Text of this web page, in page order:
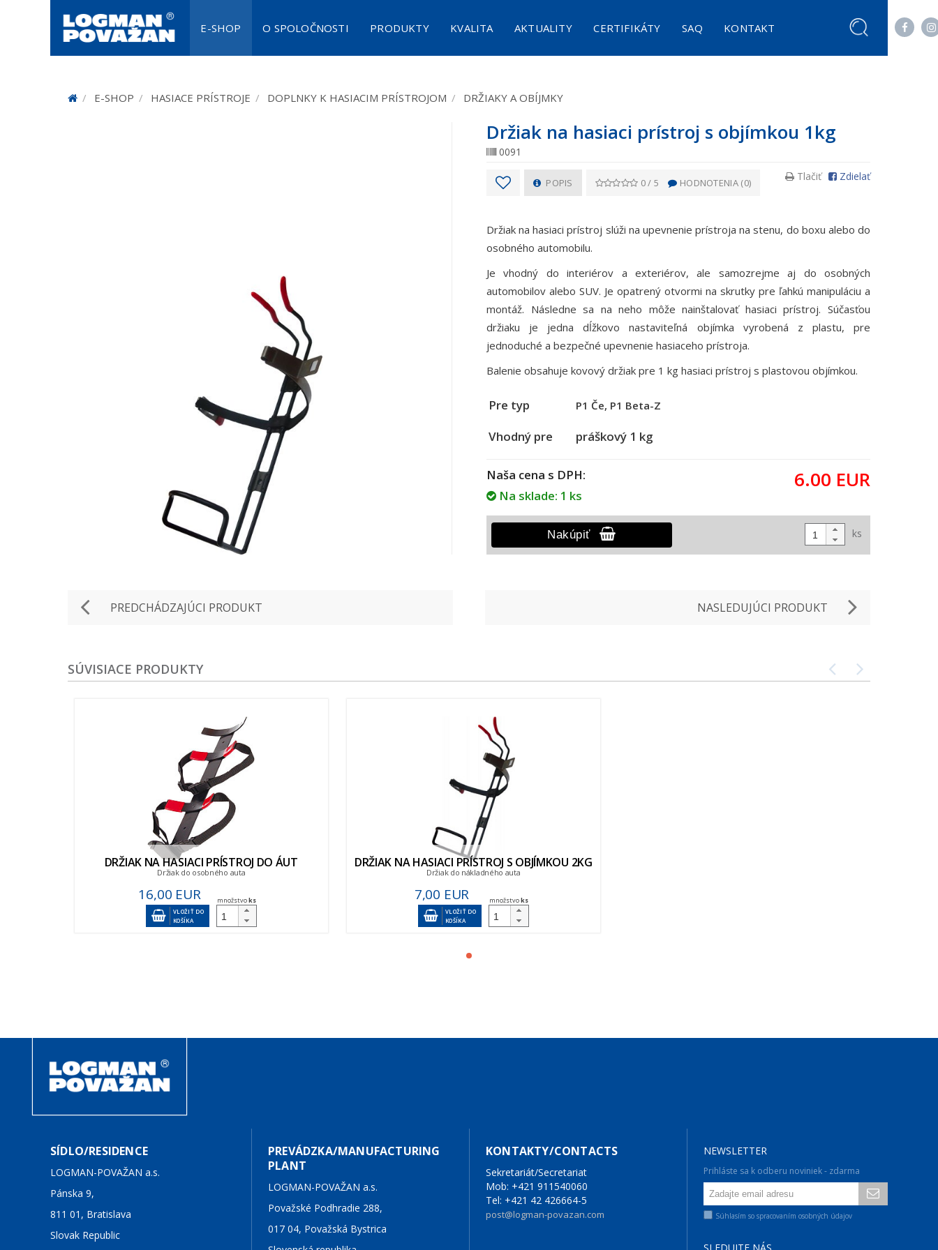
E-SHOP O SPOLOČNOSTI PRODUKTY KVALITA AKTUALITY CERTIFIKÁTY SAQ KONTAKT
E-SHOP HASIACE PRÍSTROJE DOPLNKY K HASIACIM PRÍSTROJOM DRŽIAKY A OBÍJMKY
Držiak na hasiaci prístroj s objímkou 1kg
0091
POPIS 0/ 5 HODNOTENIA (0) Tlačiť Zdielať
Držiak na hasiaci prístroj slúži na upevnenie prístroja na stenu, do boxu alebo do
osobného automobilu.
Je vhodný do interiérov a exteriérov, ale samozrejme aj do osobných
automobilov alebo SUV. Je opatrený otvormi na skrutky pre ľahkú manipuláciu a
montáž. Následne sa na neho môže nainštalovať hasiaci prístroj. Súčasťou
držiaku je jedna dĺžkovo nastaviteľná objímka vyrobená z plastu, pre
jednoduché a bezpečné upevnenie hasiaceho prístroja.
Balenie obsahuje kovový držiak pre 1 kg hasiaci prístroj s plastovou objímkou.
Pre typ P1 Če, P1 Beta-Z
Vhodný pre práškový 1 kg
Naša cena s DPH:
Na sklade: 1 ks
6.00 EUR
ks
Nakúpiť
NASLEDUJÚCI PRODUKT
PREDCHÁDZAJÚCI PRODUKT
SÚVISIACE PRODUKTY
DRŽIAK NA HASIACI PRÍSTROJ DO ÁUT
Držiak do osobného auta
16,00 EUR
VLOŽIŤ DO
KOŠÍKA
množstvoks
DRŽIAK NA HASIACI PRÍSTROJ S OBJÍMKOU 2KG
Držiak do nákladného auta
7,00 EUR
VLOŽIŤ DO
KOŠÍKA
množstvoks
SÍDLO/RESIDENCE
LOGMAN-POVAŽAN a.s.
Pánska 9,
811 01, Bratislava
Slovak Republic
PREVÁDZKA/MANUFACTURING
PLANT
LOGMAN-POVAŽAN a.s.
Považské Podhradie 288,
017 04, Považská Bystrica
KONTAKTY/CONTACTS
Sekretariát/Secretariat
Mob: +421 911540060
Tel: +421 42 426664-5
post@logman-povazan.com
NEWSLETTER
Prihláste sa k odberu noviniek - zdarma
Súhlasím so spracovaním osobných údajov
SLEDUJTE NÁS